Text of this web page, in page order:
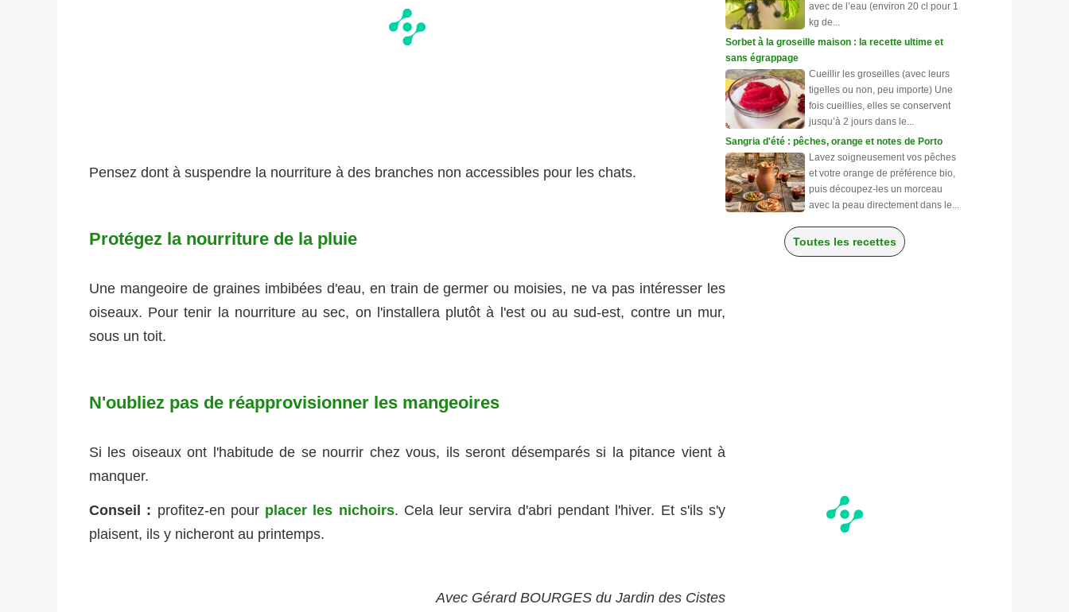
Pensez dont à suspendre la nourriture à des branches non accessibles pour les chats.
Protégez la nourriture de la pluie
Une mangeoire de graines imbibées d'eau, en train de germer ou moisies, ne va pas intéresser les
oiseaux. Pour tenir la nourriture au sec, on l'installera plutôt à l'est ou au sud-est, contre un mur,
sous un toit.
N'oubliez pas de réapprovisionner les mangeoires
Si les oiseaux ont l'habitude de se nourrir chez vous, ils seront désemparés si la pitance vient à
manquer.
Conseil : profitez-en pour placer les nichoirs. Cela leur servira d'abri pendant l'hiver. Et s'ils s'y
plaisent, ils y nicheront au printemps.
Avec Gérard BOURGES du Jardin des Cistes
avec de l’eau (environ 20 cl pour 1
kg de...
Sorbet à la groseille maison : la recette ultime et
sans égrappage
Cueillir les groseilles (avec leurs
tigelles ou non, peu importe) Une
fois cueillies, elles se conservent
jusqu’à 2 jours dans le...
Sangria d'été : pêches, orange et notes de Porto
Lavez soigneusement vos pêches
et votre orange de préférence bio,
puis découpez-les un morceau
avec la peau directement dans le...
Toutes les recettes